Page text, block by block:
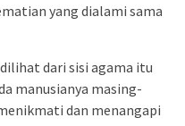
yang dialami sama
dari sisi agama itu
manusianya masing-
dan menangapi